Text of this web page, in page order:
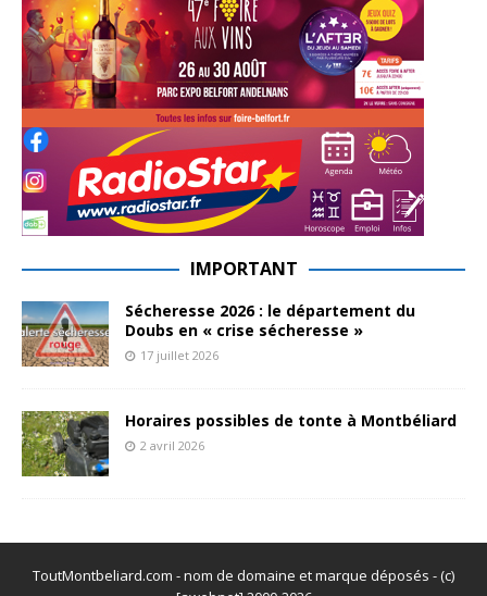
IMPORTANT
Sécheresse 2026 : le département du
Doubs en « crise sécheresse »
17 juillet 2026
Horaires possibles de tonte à Montbéliard
2 avril 2026
ToutMontbeliard.com - nom de domaine et marque déposés - (c)